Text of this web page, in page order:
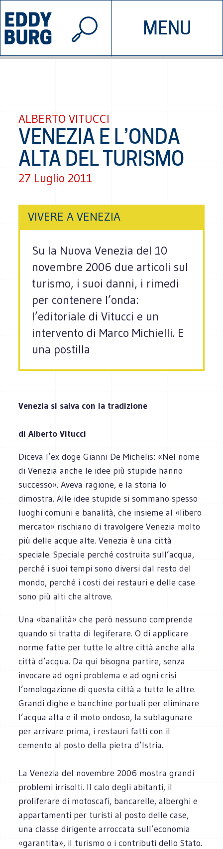
MENU
INIZIATIVE CHI SIAMO
© 2026 EDDYBURG
ALBERTO VITUCCI
VENEZIA E L’ONDA
ALTA DEL TURISMO
27 Luglio 2011
VIVERE A VENEZIA
Su la Nuova Venezia del 10
novembre 2006 due articoli sul
turismo, i suoi danni, i rimedi
per contenere l’onda:
l’editoriale di Vitucci e un
intervento di Marco Michielli. E
una postilla
Venezia si salva con la tradizione
di Alberto Vitucci
Diceva l’ex doge Gianni De Michelis: «Nel nome
di Venezia anche le idee più stupide hanno
successo». Aveva ragione, e la storia lo
dimostra. Alle idee stupide si sommano spesso
luoghi comuni e banalità, che insieme al «libero
mercato» rischiano di travolgere Venezia molto
più delle acque alte. Venezia è una città
speciale. Speciale perché costruita sull’acqua,
perché i suoi tempi sono diversi dal resto del
mondo, perché i costi dei restauri e delle case
sono più alti che altrove.
Una «banalità» che però nessuno comprende
quando si tratta di legiferare. O di applicare
norme fatte per tutte le altre città anche alla
città d’acqua. Da qui bisogna partire, senza
invocare ad ogni problema e ad ogni crisi
l’omologazione di questa città a tutte le altre.
Grandi dighe e banchine portuali per eliminare
l’acqua alta e il moto ondoso, la sublagunare
per arrivare prima, i restauri fatti con il
cemento al posto della pietra d’Istria.
La Venezia del novembre 2006 mostra grandi
problemi irrisolti. Il calo degli abitanti, il
proliferare di motoscafi, bancarelle, alberghi e
appartamenti per turisti al posto delle case,
una classe dirigente arroccata sull’economia
«garantita», il turismo o i contributi dello Stato.